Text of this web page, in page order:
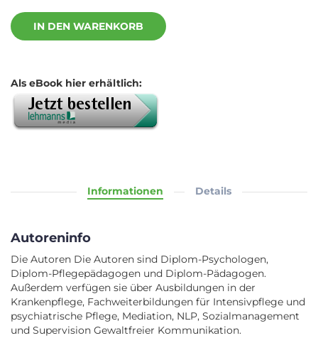
IN DEN WARENKORB
Als eBook hier erhältlich:
Informationen Details
Autoreninfo
Die Autoren Die Autoren sind Diplom-Psychologen,
Diplom-Pflegepädagogen und Diplom-Pädagogen.
Außerdem verfügen sie über Ausbildungen in der
Krankenpflege, Fachweiterbildungen für Intensivpflege und
psychiatrische Pflege, Mediation, NLP, Sozialmanagement
und Supervision Gewaltfreier Kommunikation.